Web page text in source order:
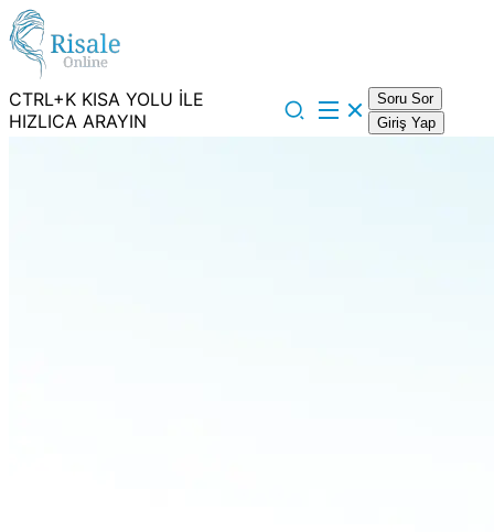
CTRL+K KISA YOLU İLE
HIZLICA ARAYIN
Soru Sor
Giriş Yap